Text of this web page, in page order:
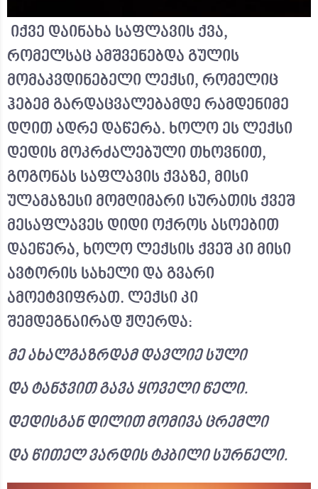
იქვე დაინახა საფლავის ქვა,
რომელსაც ამშვენებდა გულის
მომაკვდინებელი ლექსი, რომელიც
ჰებემ გარდაცვალებამდე რამდენიმე
დღით ადრე დაწერა. ხოლო ეს ლექსი
დედის მოკრძალებული თხოვნით,
გოგონას საფლავის ქვაზე, მისი
ულამაზესი მომღიმარი სურათის ქვეშ
მესაფლავეს დიდი ოქროს ასოებით
დაეწერა, ხოლო ლექსის ქვეშ კი მისი
ავტორის სახელი და გვარი
ამოეტვიფრათ. ლექსი კი
შემდეგნაირად ჟღერდა:
მე ახალგაზრდამ დავლიე სული
და ტანჯვით გავა ყოველი წელი.
დედისგან დილით მომივა ცრემლი
და წითელ ვარდის ტკბილი სურნელი.